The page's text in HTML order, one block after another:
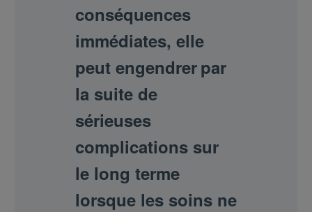
conséquences
immédiates, elle
peut engendrerpar
la suite de
sérieuses
complications sur
le long terme
lorsque les soins ne